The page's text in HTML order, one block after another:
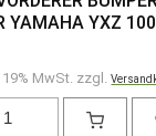
YAMAHA YXZ
19% MwSt. zzgl.